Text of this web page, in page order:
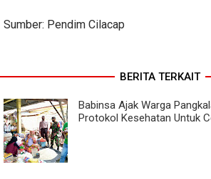
Sumber: Pendim Cilacap
BERITA TERKAIT
Babinsa Ajak Warga
Protokol Kesehatan Untuk